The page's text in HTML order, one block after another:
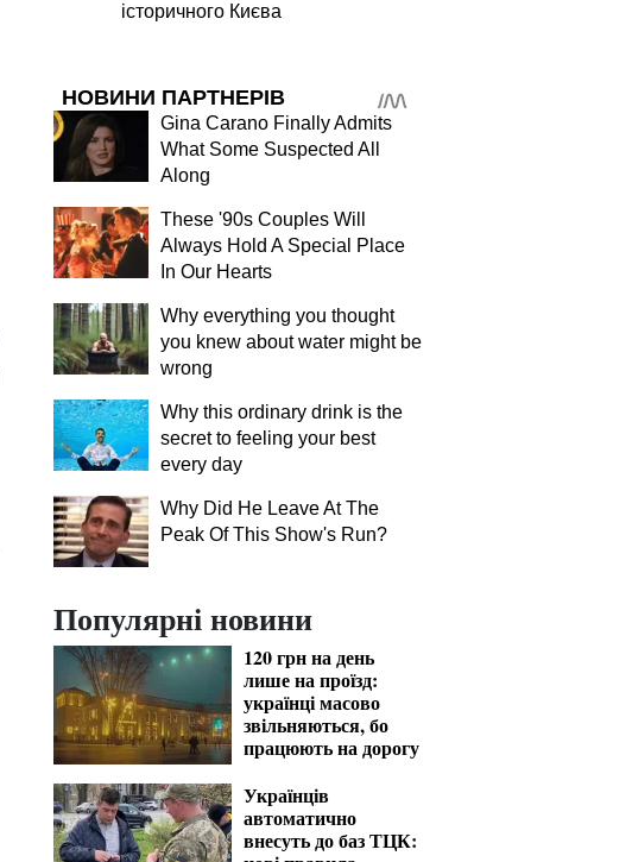
історичного Києва
НОВИНИ ПАРТНЕРІВ
Gina Carano Finally Admits
What Some Suspected All
Along
These '90s Couples Will
Always Hold A Special Place
In Our Hearts
Why everything you thought
you knew about water might be
wrong
Why this ordinary drink is the
secret to feeling your best
every day
Why Did He Leave At The
Peak Of This Show's Run?
Популярні новини
120 грн на день
лише на проїзд:
українці масово
звільняються, бо
працюють на дорогу
Українців
автоматично
внесуть до баз ТЦК: